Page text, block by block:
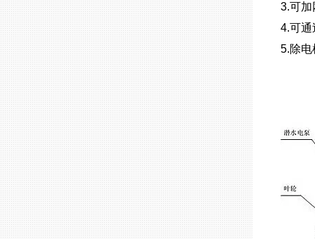
3.可
4.可
5.除